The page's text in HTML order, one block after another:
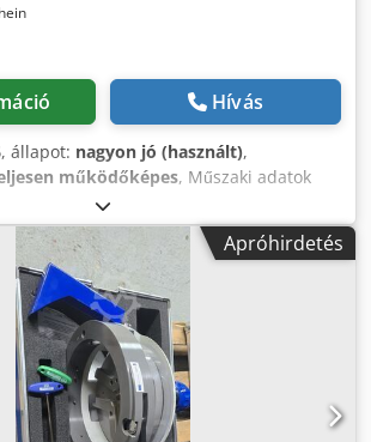
Hívás
, állapot: nagyon jó (használt),
működőképes, Műszaki adatok
mm X-út: 1000 mm Y-út: 700 mm Z-út:
állítás (függőleges): 780 mm Orsó
1000 mm Asztalfelület: 1100 x
1100 mm Asztalterhelés:
SK 45 Orsófordulatszám: 2400
5,9 kW Előtolás tartomány: 1 - 6000
kb.: 10,6 t Helyigény kb.: m
Felújítás / Retrofit 2005. májusában
- Új vezérlés: Heidenhain iTNC-
- Új Siemens szervomotorok -
Apróhirdetés